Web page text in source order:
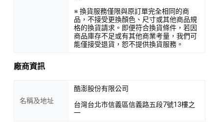
※ 換貨服務僅限與原訂單完全相同的商
品，不接受更換顏色、尺寸或其他商品規
格的換貨請求。即便符合換貨條件，若因
商品庫存不足或有其他商業考量，我們可
能僅接受退貨，恕不提供換貨服務。
廠商資訊
名稱及地址
酷澎股份有限公司
台灣台北市信義區信義路五段7號13樓之
一